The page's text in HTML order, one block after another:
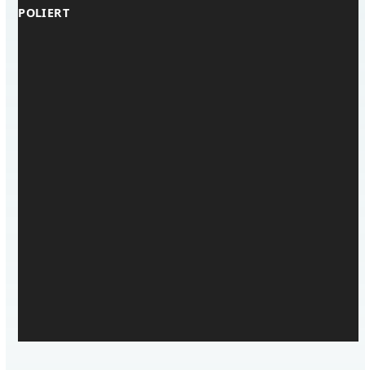
POLIERT